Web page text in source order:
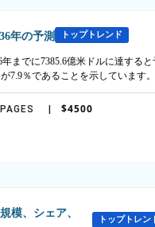
年の予測 トップトレンド
までに7385.6億米ドルに達する
7.9％であることを示しています。
| $4500
模、シェア、
トップトレン